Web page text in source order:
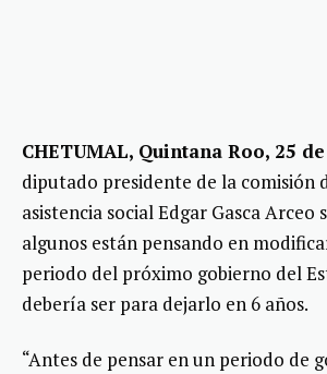
CHETUMAL, Quintana Roo, 25
diputado presidente de la comisión
asistencia social Edgar Gasca Arceo
algunos están pensando en
periodo del próximo gobierno del
debería ser para dejarlo en 6 años.
“Antes de pensar en un periodo de